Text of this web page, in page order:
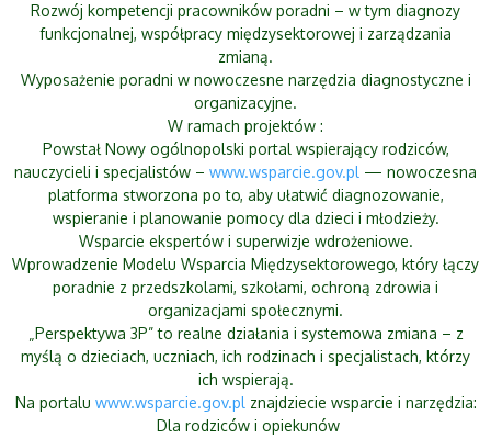
Rozwój kompetencji pracowników poradni – w tym diagnozy
funkcjonalnej, współpracy międzysektorowej i zarządzania
zmianą.
Wyposażenie poradni w nowoczesne narzędzia diagnostyczne i
organizacyjne.
W ramach projektów :
Powstał Nowy ogólnopolski portal wspierający rodziców,
nauczycieli i specjalistów – www.wsparcie.gov.pl — nowoczesna
platforma stworzona po to, aby ułatwić diagnozowanie,
wspieranie i planowanie pomocy dla dzieci i młodzieży.
Wsparcie ekspertów i superwizje wdrożeniowe.
Wprowadzenie Modelu Wsparcia Międzysektorowego, który łączy
poradnie z przedszkolami, szkołami, ochroną zdrowia i
organizacjami społecznymi.
„Perspektywa 3P” to realne działania i systemowa zmiana – z
myślą o dzieciach, uczniach, ich rodzinach i specjalistach, którzy
ich wspierają.
Na portalu www.wsparcie.gov.pl znajdziecie wsparcie i narzędzia:
Dla rodziców i opiekunów